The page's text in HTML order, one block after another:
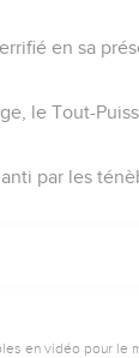
en sa
le Tout-
par les
en vidéo pour le